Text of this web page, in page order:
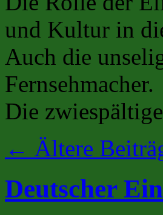
und Kultur in
Auch die
Fernsehmacher.
Die
← Ältere
Deutscher